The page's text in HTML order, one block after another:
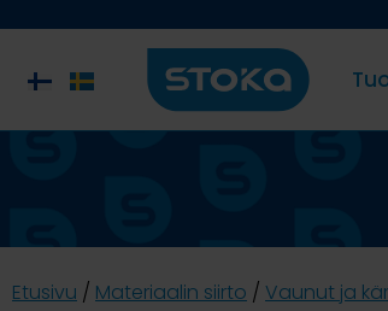
Etusivu / Materiaalin siirto / Vaunut ja